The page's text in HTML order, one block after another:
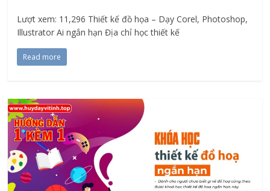
Lượt xem: 11,296 Thiết kế đồ họa – Dạy Corel, Photoshop,
Illustrator Ai ngắn hạn Địa chỉ học thiết kế
Read more